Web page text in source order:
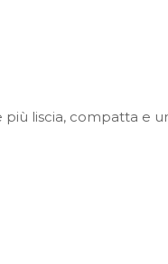
liscia, compatta e